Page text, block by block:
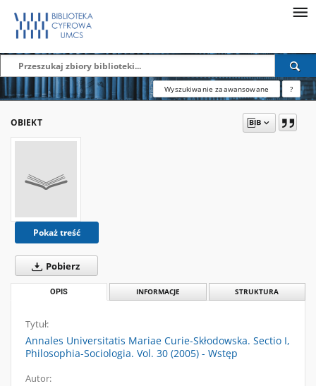
Wyszukiwanie zaawansowane ?
OBIEKT
Pokaż treść
Pobierz
OPIS INFORMACJE STRUKTURA
Tytuł:
Annales Universitatis Mariae Curie-Skłodowska. Sectio I,
Philosophia-Sociologia. Vol. 30 (2005) - Wstęp
Autor: